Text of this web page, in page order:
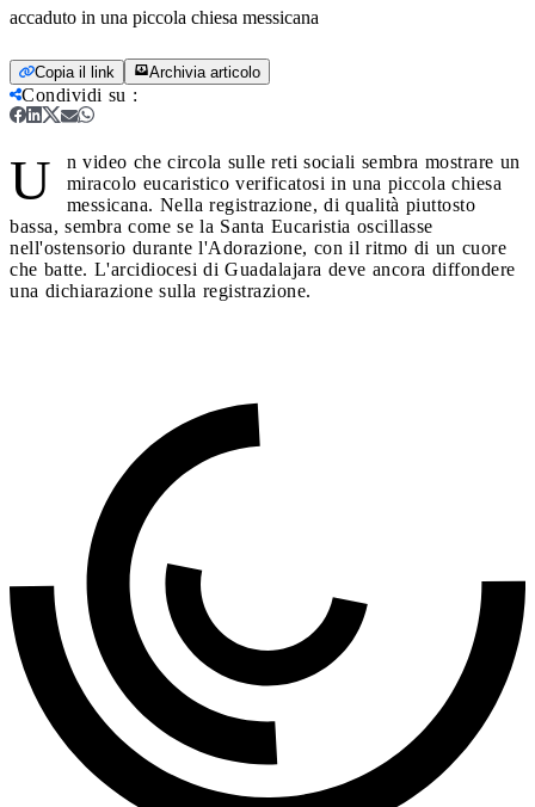
accaduto in una piccola chiesa messicana
Copia il link Archivia articolo
Condividi su :
U
n video che circola sulle reti sociali sembra mostrare un
miracolo eucaristico verificatosi in una piccola chiesa
messicana. Nella registrazione, di qualità piuttosto
bassa, sembra come se la Santa Eucaristia oscillasse
nell'ostensorio durante l'Adorazione, con il ritmo di un cuore
che batte. L'arcidiocesi di Guadalajara deve ancora diffondere
una dichiarazione sulla registrazione.